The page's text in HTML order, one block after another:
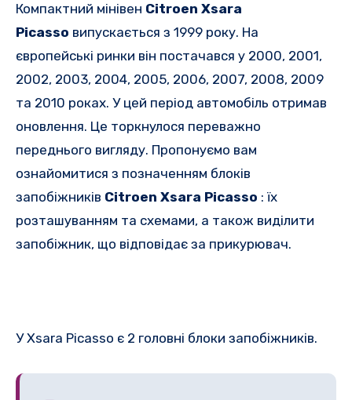
Компактний мінівен Citroen Xsara
Picasso випускається з 1999 року. На
європейські ринки він постачався у 2000, 2001,
2002, 2003, 2004, 2005, 2006, 2007, 2008, 2009
та 2010 роках. У цей період автомобіль отримав
оновлення. Це торкнулося переважно
переднього вигляду. Пропонуємо вам
ознайомитися з позначенням блоків
запобіжників Citroen Xsara Picasso : їх
розташуванням та схемами, а також виділити
запобіжник, що відповідає за прикурювач.
У Xsara Picasso є 2 головні блоки запобіжників.